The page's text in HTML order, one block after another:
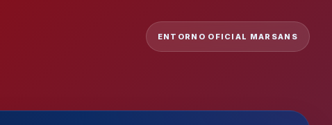
ENTORNO OFICIAL MARSANS